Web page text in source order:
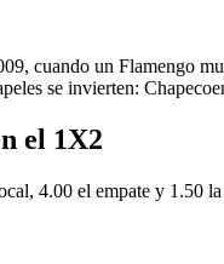
cuando un Flamengo
se invierten:
el 1X2
4.00 el empate y 1.50